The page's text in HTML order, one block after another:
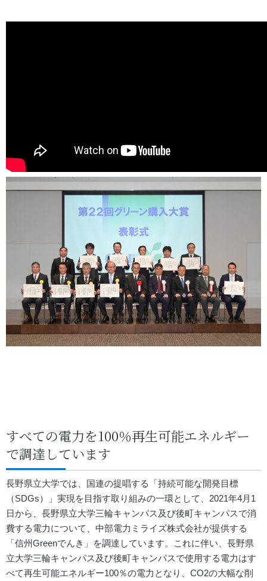
すべての電力を100％再生可能エネルギー
で調達しています
長野県立大学では、国連の提唱する「持続可能な開発目標
（SDGs）」実現を目指す取り組みの一環として、2021年4月1
日から、長野県立大学三輪キャンパス及び後町キャンパスで消
費する電力について、中部電力ミライズ株式会社が提供する
「信州Greenでんき」を調達しています。これに伴い、長野県
立大学三輪キャンパス及び後町キャンパスで使用する電力はす
べて再生可能エネルギー100％の電力となり、CO2の大幅な削